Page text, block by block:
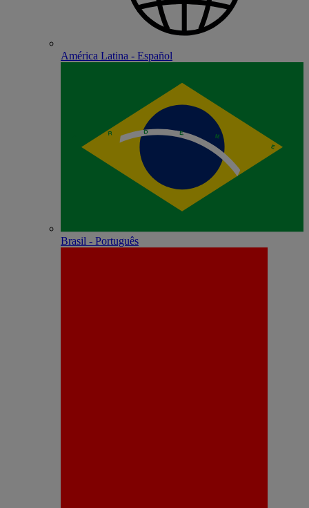
América Latina - Español
Brasil - Português